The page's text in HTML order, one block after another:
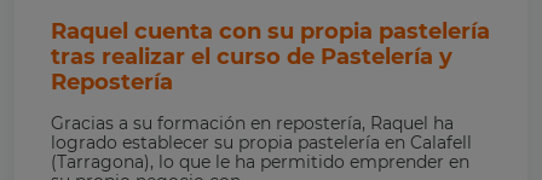
Raquel cuenta con su propia pastelería
tras realizar el curso de Pastelería y
Repostería
Gracias a su formación en repostería, Raquel ha
logrado establecer su propia pastelería en Calafell
(Tarragona), lo que le ha permitido emprender en